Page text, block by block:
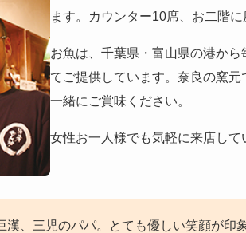
ます。カウンター10席、お二階に
お魚は、千葉県・富山県の港か
てご提供しています。奈良の窯
一緒にご賞味ください。
女性お一人様でも気軽に来店して
、三児のパパ。とても優しい笑顔が印